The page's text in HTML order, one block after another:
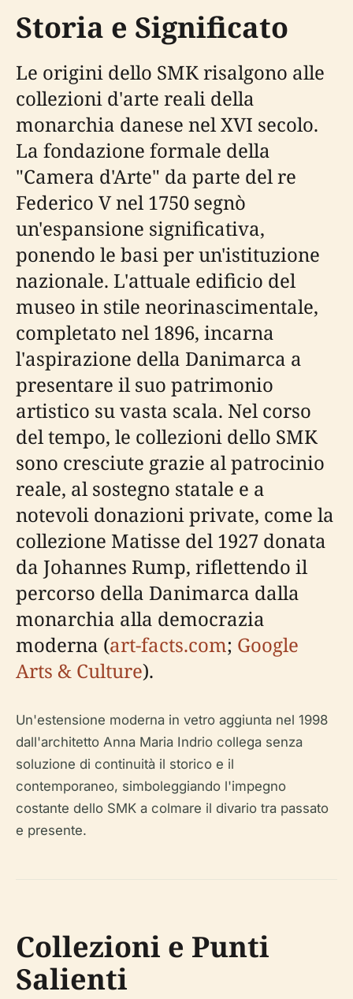
Storia e Significato
Le origini dello SMK risalgono alle
collezioni d'arte reali della
monarchia danese nel XVI secolo.
La fondazione formale della
"Camera d'Arte" da parte del re
Federico V nel 1750 segnò
un'espansione significativa,
ponendo le basi per un'istituzione
nazionale. L'attuale edificio del
museo in stile neorinascimentale,
completato nel 1896, incarna
l'aspirazione della Danimarca a
presentare il suo patrimonio
artistico su vasta scala. Nel corso
del tempo, le collezioni dello SMK
sono cresciute grazie al patrocinio
reale, al sostegno statale e a
notevoli donazioni private, come la
collezione Matisse del 1927 donata
da Johannes Rump, riflettendo il
percorso della Danimarca dalla
monarchia alla democrazia
moderna (art-facts.com; Google
Arts & Culture).
Un'estensione moderna in vetro aggiunta nel 1998
dall'architetto Anna Maria Indrio collega senza
soluzione di continuità il storico e il
contemporaneo, simboleggiando l'impegno
costante dello SMK a colmare il divario tra passato
e presente.
Collezioni e Punti
Salienti